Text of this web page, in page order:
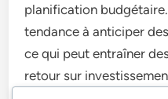
planification
tendance à anticiper
ce qui peut entraîner
retour sur